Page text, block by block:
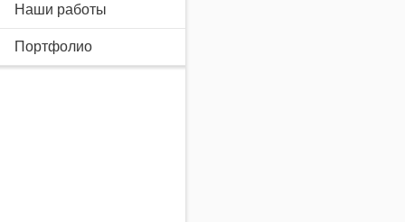
Наши работы
Портфолио